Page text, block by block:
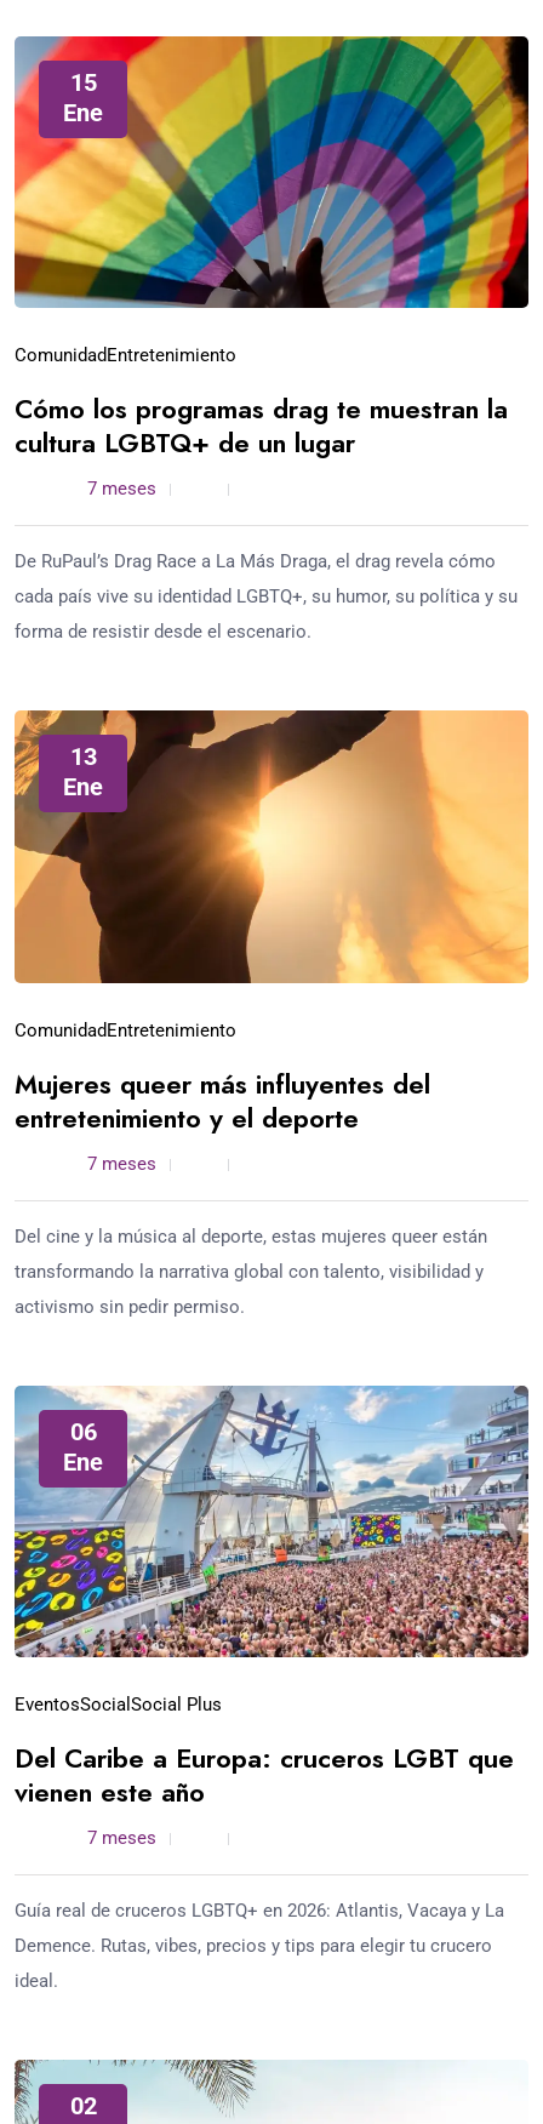
15
Ene
ComunidadEntretenimiento
Cómo los programas drag te muestran la
cultura LGBTQ+ de un lugar
7 meses
De RuPaul’s Drag Race a La Más Draga, el drag revela cómo
cada país vive su identidad LGBTQ+, su humor, su política y su
forma de resistir desde el escenario.
13
Ene
ComunidadEntretenimiento
Mujeres queer más influyentes del
entretenimiento y el deporte
7 meses
Del cine y la música al deporte, estas mujeres queer están
transformando la narrativa global con talento, visibilidad y
activismo sin pedir permiso.
06
Ene
EventosSocial Social Plus
Del Caribe a Europa: cruceros LGBT que
vienen este año
7 meses
Guía real de cruceros LGBTQ+ en 2026: Atlantis, Vacaya y La
Demence. Rutas, vibes, precios y tips para elegir tu crucero
ideal.
02